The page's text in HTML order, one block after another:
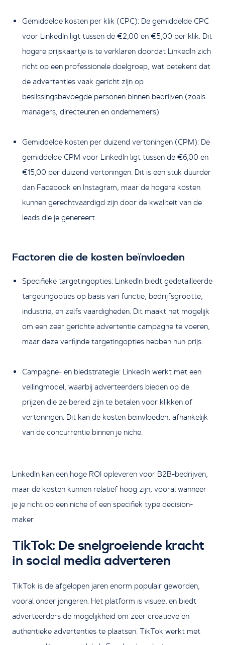
Gemiddelde kosten per klik (CPC): De gemiddelde CPC
voor LinkedIn ligt tussen de €2,00 en €5,00 per klik. Dit
hogere prijskaartje is te verklaren doordat LinkedIn zich
richt op een professionele doelgroep, wat betekent dat
de advertenties vaak gericht zijn op
beslissingsbevoegde personen binnen bedrijven (zoals
managers, directeuren en ondernemers).
Gemiddelde kosten per duizend vertoningen (CPM): De
gemiddelde CPM voor LinkedIn ligt tussen de €6,00 en
€15,00 per duizend vertoningen. Dit is een stuk duurder
dan Facebook en Instagram, maar de hogere kosten
kunnen gerechtvaardigd zijn door de kwaliteit van de
leads die je genereert.
Factoren die de kosten beïnvloeden
Specifieke targetingopties: LinkedIn biedt gedetailleerde
targetingopties op basis van functie, bedrijfsgrootte,
industrie, en zelfs vaardigheden. Dit maakt het mogelijk
om een zeer gerichte advertentie campagne te voeren,
maar deze verfijnde targetingopties hebben hun prijs.
Campagne- en biedstrategie: LinkedIn werkt met een
veilingmodel, waarbij adverteerders bieden op de
prijzen die ze bereid zijn te betalen voor klikken of
vertoningen. Dit kan de kosten beïnvloeden, afhankelijk
van de concurrentie binnen je niche.
LinkedIn kan een hoge ROI opleveren voor B2B-bedrijven,
maar de kosten kunnen relatief hoog zijn, vooral wanneer
je je richt op een niche of een specifiek type decision-
maker.
TikTok: De snelgroeiende kracht
in social media adverteren
TikTok is de afgelopen jaren enorm populair geworden,
vooral onder jongeren. Het platform is visueel en biedt
adverteerders de mogelijkheid om zeer creatieve en
authentieke advertenties te plaatsen. TikTok werkt met